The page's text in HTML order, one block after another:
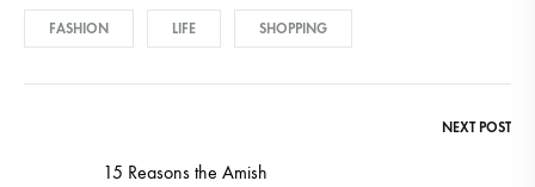
FASHION LIFE SHOPPING
NEXT POST
15 Reasons the Amish